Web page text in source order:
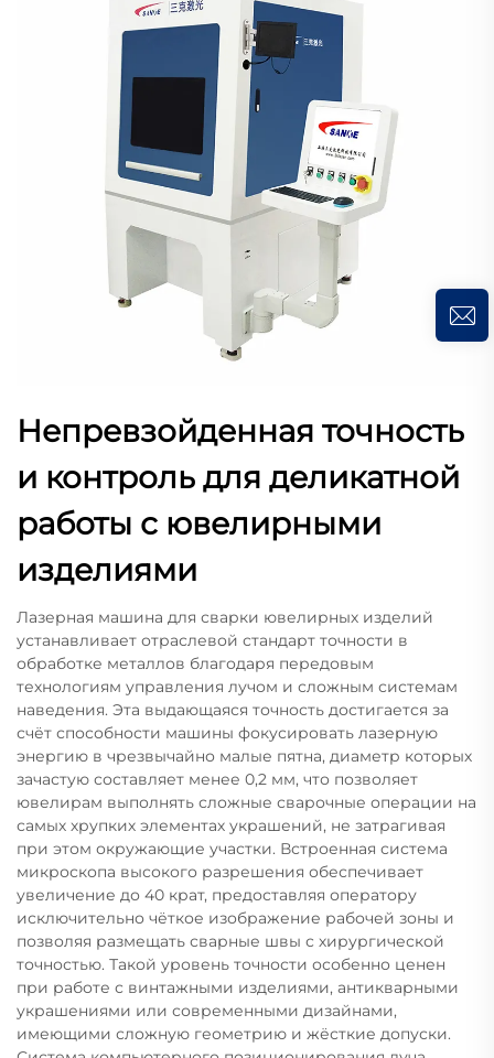
Непревзойденная точность
и контроль для деликатной
работы с ювелирными
изделиями
Лазерная машина для сварки ювелирных изделий
устанавливает отраслевой стандарт точности в
обработке металлов благодаря передовым
технологиям управления лучом и сложным системам
наведения. Эта выдающаяся точность достигается за
счёт способности машины фокусировать лазерную
энергию в чрезвычайно малые пятна, диаметр которых
зачастую составляет менее 0,2 мм, что позволяет
ювелирам выполнять сложные сварочные операции на
самых хрупких элементах украшений, не затрагивая
при этом окружающие участки. Встроенная система
микроскопа высокого разрешения обеспечивает
увеличение до 40 крат, предоставляя оператору
исключительно чёткое изображение рабочей зоны и
позволяя размещать сварные швы с хирургической
точностью. Такой уровень точности особенно ценен
при работе с винтажными изделиями, антикварными
украшениями или современными дизайнами,
имеющими сложную геометрию и жёсткие допуски.